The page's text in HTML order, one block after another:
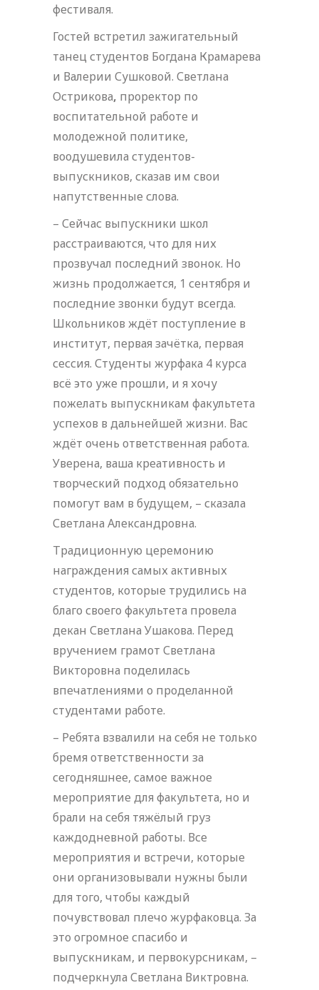
фестиваля.
Гостей встретил зажигательный
танец студентов Богдана Крамарева
и Валерии Сушковой. Светлана
Острикова, проректор по
воспитательной работе и
молодежной политике,
воодушевила студентов-
выпускников, сказав им свои
напутственные слова.
– Сейчас выпускники школ
расстраиваются, что для них
прозвучал последний звонок. Но
жизнь продолжается, 1 сентября и
последние звонки будут всегда.
Школьников ждёт поступление в
институт, первая зачётка, первая
сессия. Студенты журфака 4 курса
всё это уже прошли, и я хочу
пожелать выпускникам факультета
успехов в дальнейшей жизни. Вас
ждёт очень ответственная работа.
Уверена, ваша креативность и
творческий подход обязательно
помогут вам в будущем, – сказала
Светлана Александровна.
Традиционную церемонию
награждения самых активных
студентов, которые трудились на
благо своего факультета провела
декан Светлана Ушакова. Перед
вручением грамот Светлана
Викторовна поделилась
впечатлениями о проделанной
студентами работе.
– Ребята взвалили на себя не только
бремя ответственности за
сегодняшнее, самое важное
мероприятие для факультета, но и
брали на себя тяжёлый груз
каждодневной работы. Все
мероприятия и встречи, которые
они организовывали нужны были
для того, чтобы каждый
почувствовал плечо журфаковца. За
это огромное спасибо и
выпускникам, и первокурсникам, –
подчеркнула Светлана Виктровна.